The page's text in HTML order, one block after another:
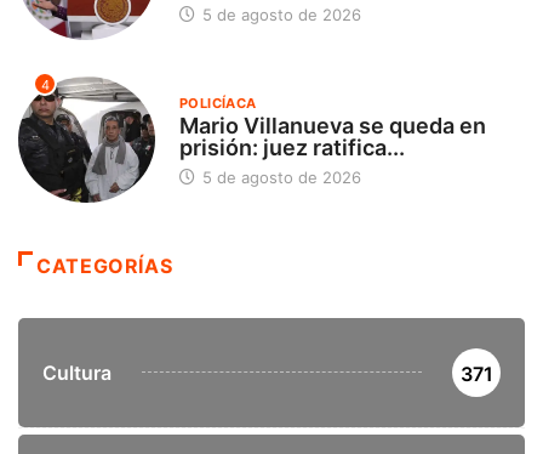
5 de agosto de 2026
4
POLICÍACA
Mario Villanueva se queda en
prisión: juez ratifica...
5 de agosto de 2026
CATEGORÍAS
Cultura 371